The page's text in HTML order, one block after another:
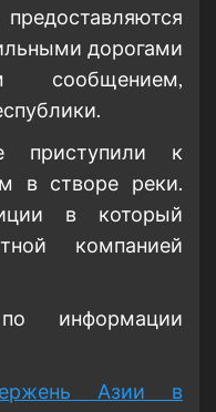
дорогами
сообщением,
приступили к
в створе реки.
в который
компанией
информации
Азии в